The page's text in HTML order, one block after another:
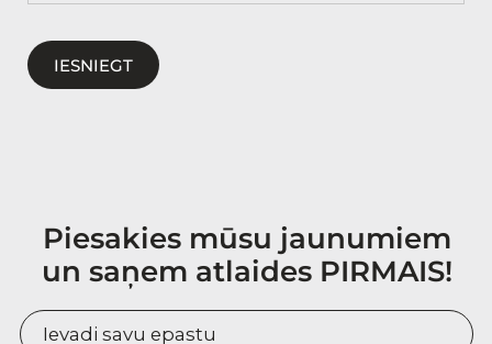
IESNIEGT
Piesakies mūsu jaunumiem
un saņem atlaides PIRMAIS!